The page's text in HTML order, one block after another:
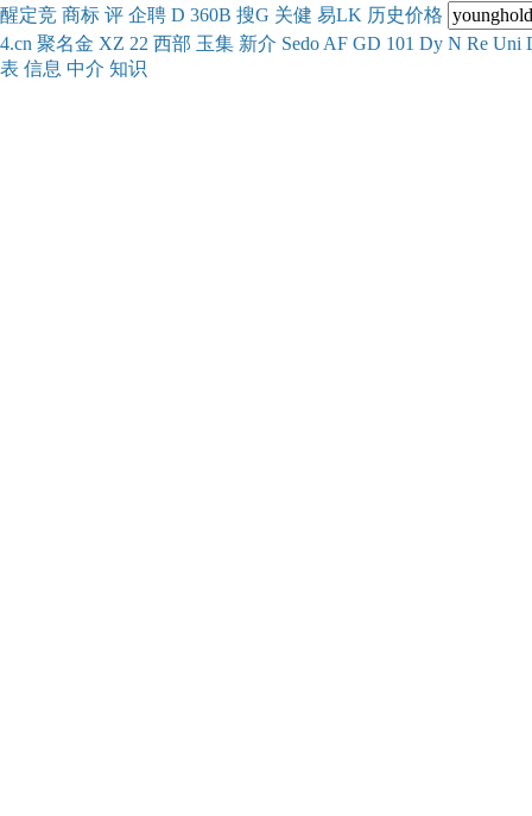
醒定竞 商标 评 企聘 D 360B 搜G 关健 易LK 历史价格
4.cn 聚名金 XZ 22 西部 玉集 新介 Sedo AF GD 101 Dy N Re Uni
表 信息 中介 知识